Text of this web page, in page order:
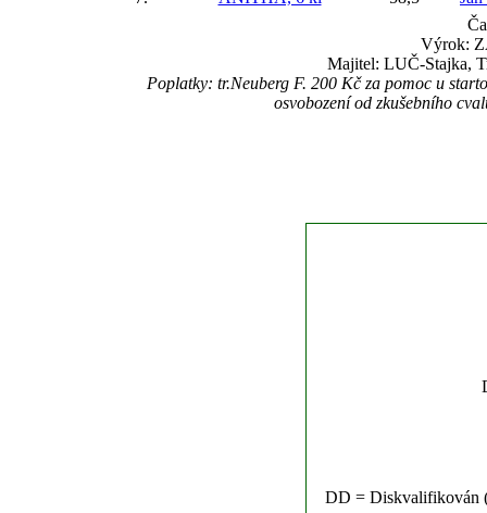
Výrok:
Majitel: LUČ-Stajka,
Poplatky: tr.Neuberg F. 200 Kč za pomoc u
osvobození od zkušebního
DD = Diskvalifikován